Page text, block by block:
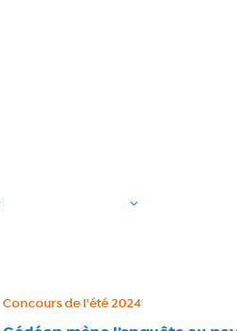
Catégorie :
Concours de l'été 2024